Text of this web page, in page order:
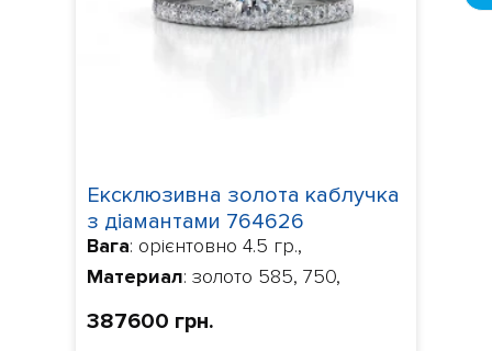
Ексклюзивна золота каблучка
з діамантами 764626
Вага: орієнтовно 4.5 гр.,
Материал: золото 585, 750,
Изготовление
387600 грн.